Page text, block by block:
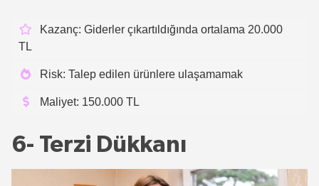
Kazanç: Giderler çıkartıldığında ortalama 20.000
TL
Risk: Talep edilen ürünlere ulaşamamak
Maliyet: 150.000 TL
6- Terzi Dükkanı